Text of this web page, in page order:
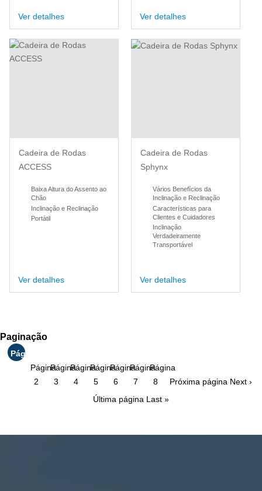
Ver detalhes Ver detalhes
Cadeira de Rodas
ACCESS
Baixa Altura do Assento ao
Chão
Inclinação e Reclinação
Portátil
Ver detalhes
Cadeira de Rodas
Sphynx
Vários Benefícios da
Inclinação e Reclinação
Características para
Clientes e Cuidadores
Inclinação
Verdadeiramente
Transportável
Ver detalhes
Paginação
Página
Página
2
Página
3
Página
4
Página
5
Página
6
Página
7
Página
8
Próxima página Next ›
Última página Last »